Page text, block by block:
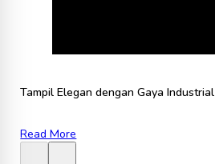
Tampil Elegan dengan Gaya Industrial
Read More